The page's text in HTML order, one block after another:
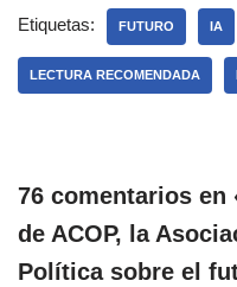
Etiquetas: FUTURO IA
LECTURA RECOMENDADA
76 comentarios
de ACOP, la
Política sobre el